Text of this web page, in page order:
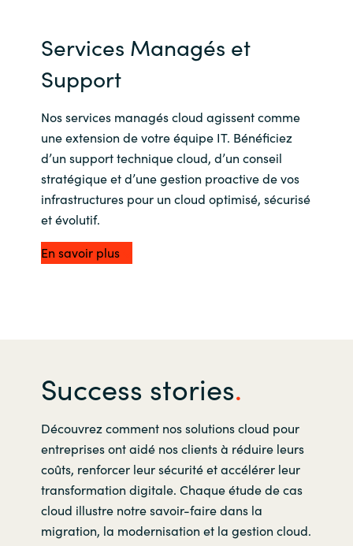
Bénéficiez d’une protection robuste sur
l’ensemble des domaines technologiques
essentiels grâce à nos services cloud
Une protection experte pour les
organisations cloud-native :
Renforcez votre sécurité avec un
accompagnement spécialisé, conçu pour
répondre aux exigences spécifiques des
environnements cloud-native.
Services Managés et
Support
Nos services managés cloud agissent comme
une extension de votre équipe IT. Bénéficiez
d’un support technique cloud, d’un conseil
stratégique et d’une gestion proactive de vos
infrastructures pour un cloud optimisé, sécurisé
et évolutif.
Avec nos services managés et de support, vous
technologiques et optimiser l’utilisation
Des économies maîtrisées
Réduisez votre TCO grâce à des
dépenses prévisibles et l’élimination des
frais de maintenance imprévus.
En savoir plus
Success stories
Découvrez comment nos solutions cloud pour
entreprises ont aidé nos clients à réduire leurs
coûts, renforcer leur sécurité et accélérer leur
transformation digitale. Chaque étude de cas
cloud illustre notre savoir-faire dans la
migration, la modernisation et la gestion cloud.